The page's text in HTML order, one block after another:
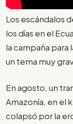
Los escándalos
los días en el
la campaña para
un tema muy
En agosto, un
Amazonía, en el
colapsó por la